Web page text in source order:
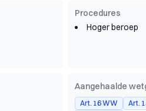
Procedures
Hoger beroep
Aangehaalde
Art. 16 WW
Art.